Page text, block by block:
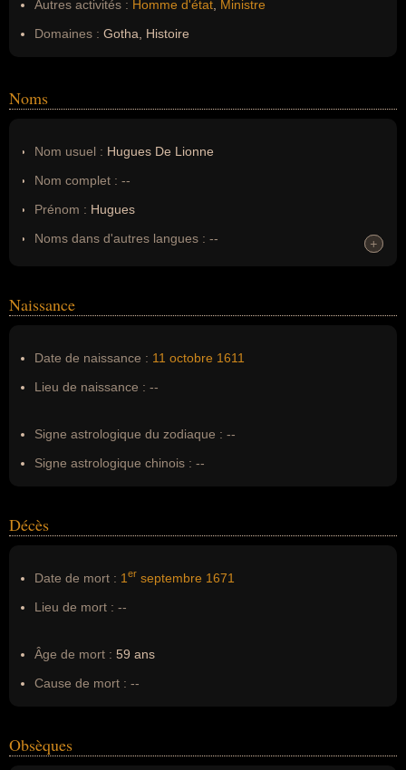
Autres activités : Homme d'état
Ministre
Domaines : Gotha, Histoire
Noms
Nom usuel : Hugues De Lionne
Nom complet : --
Prénom : Hugues
Noms dans d'autres langues : --
Nom de famille :De Lionne
+
+
Naissance
Date de naissance : 11 octobre 1611
Lieu de naissance : --
Signe astrologique du zodiaque : --
Signe astrologique chinois : --
Décès
Date de mort : 1 er septembre 1671
Lieu de mort : --
Âge de mort : 59 ans
Cause de mort : --
Obsèques